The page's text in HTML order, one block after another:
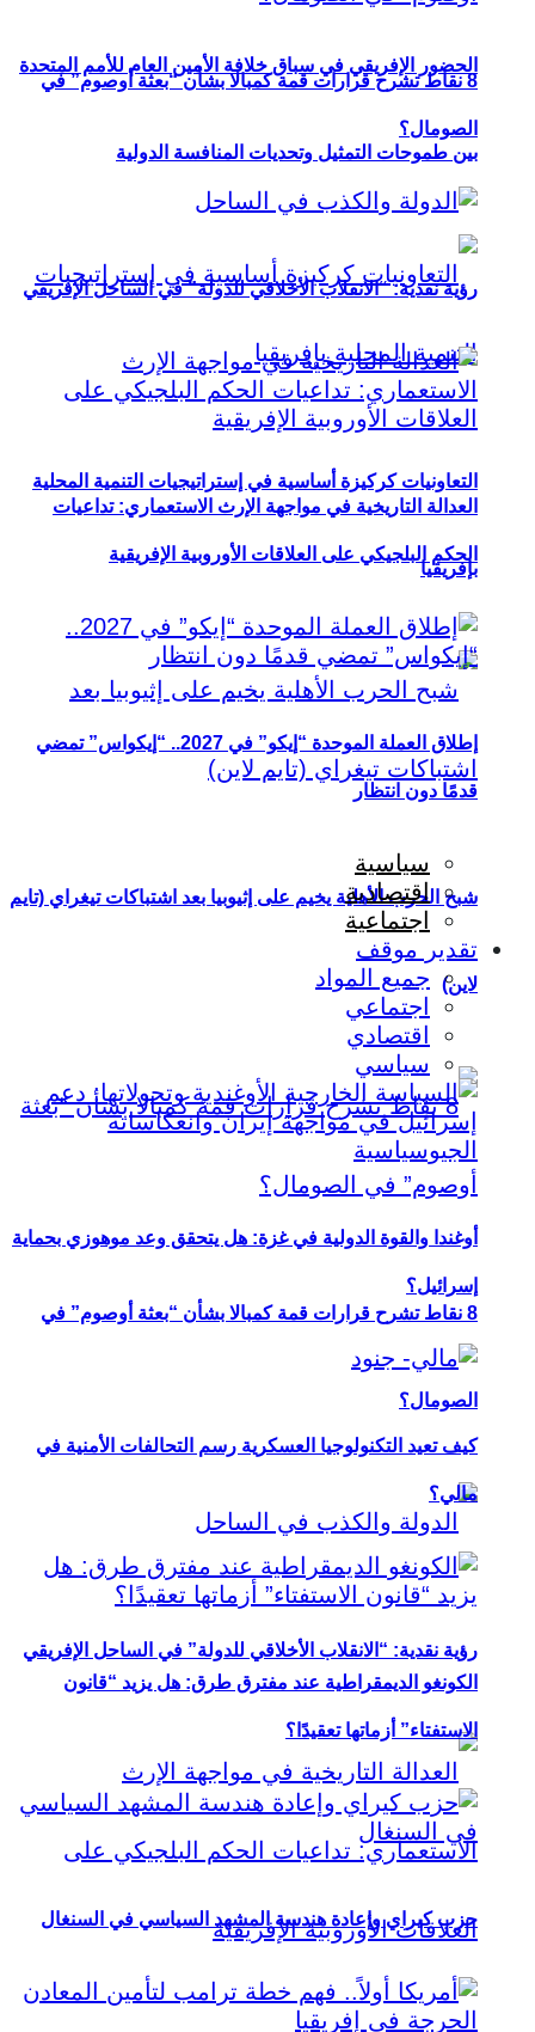
الحضور الإفريقي في سباق خلافة الأمين العام للأمم المتحدة
بين طموحات التمثيل وتحديات المنافسة الدولية
التعاونيات كركيزة أساسية في إستراتيجيات التنمية المحلية
بإفريقيا
شبح الحرب الأهلية يخيم على إثيوبيا بعد اشتباكات تيغراي (تايم
لاين)
8 نقاط تشرح قرارات قمة كمبالا بشأن “بعثة أوصوم” في
الصومال؟
رؤية نقدية: “الانقلاب الأخلاقي للدولة” في الساحل الإفريقي
8 نقاط تشرح قرارات قمة كمبالا بشأن “بعثة أوصوم” في
الصومال؟
رؤية نقدية: “الانقلاب الأخلاقي للدولة” في الساحل الإفريقي
العدالة التاريخية في مواجهة الإرث الاستعماري: تداعيات
الحكم البلجيكي على العلاقات الأوروبية الإفريقية
إطلاق العملة الموحدة “إيكو” في 2027.. “إيكواس” تمضي
قدمًا دون انتظار
سياسية
اقتصادية
اجتماعية
تقدير موقف
جميع المواد
اجتماعي
اقتصادي
سياسي
أوغندا والقوة الدولية في غزة: هل يتحقق وعد موهوزي بحماية
إسرائيل؟
كيف تعيد التكنولوجيا العسكرية رسم التحالفات الأمنية في
مالي؟
الكونغو الديمقراطية عند مفترق طرق: هل يزيد “قانون
الاستفتاء” أزماتها تعقيدًا؟
حزب كيراي وإعادة هندسة المشهد السياسي في السنغال